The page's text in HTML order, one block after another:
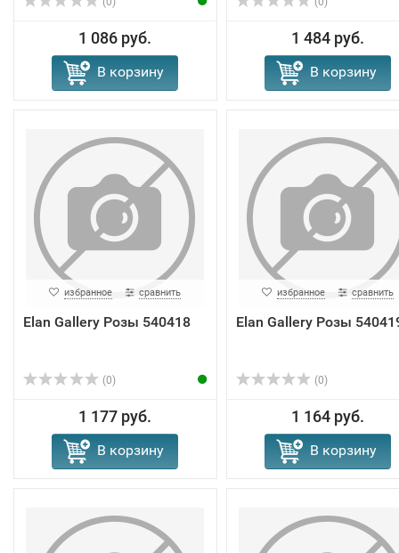
1 086 руб.
В корзину
1 484 руб.
В корзину
избранное сравнить
Elan Gallery Розы 540418
(0)
1 177 руб.
В корзину
избранное сравнить
Elan Gallery Розы
(0)
1 164 руб.
В корзину